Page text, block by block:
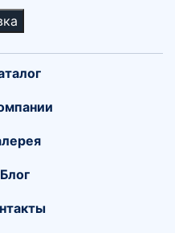
Блог